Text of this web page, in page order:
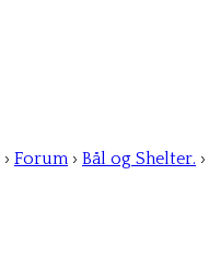
› Forum › Bål og Shelter. ›